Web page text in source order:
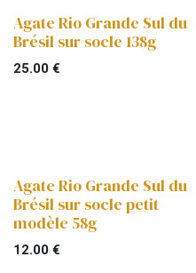
Agate Rio Grande Sul du
Brésil sur socle 138g
25.00€
Agate Rio Grande Sul du
Brésil sur socle petit
modèle 58g
12.00€